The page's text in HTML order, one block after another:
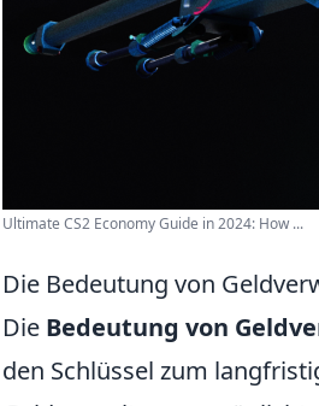
Ultimate CS2 Economy Guide in 2024: How ...
Die Bedeutung von
Die Bedeutung von
den Schlüssel zum